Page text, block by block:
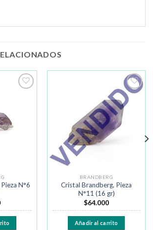
N°6
Añadir
a la
lista de
deseos
BRANDBERG
Cristal Brandberg, Pieza
N°11 (16 gr)
$64.000
Añadir al carrito